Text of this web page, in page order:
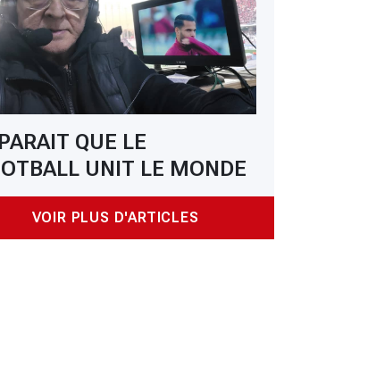
QUE LE
UNIT LE MONDE
VOIR PLUS D'ARTICLES
MILLIONS DE DOLLARS...